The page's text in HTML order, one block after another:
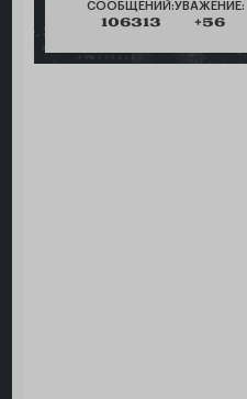
СООБЩЕНИЙ:
106313
УВАЖЕНИЕ:
+56